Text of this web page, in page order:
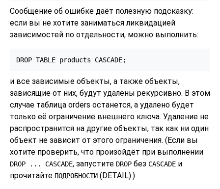
Сообщение об ошибке даёт полезную подсказку:
если вы не хотите заниматься ликвидацией
зависимостей по отдельности, можно выполнить:
и все зависимые объекты, а также объекты,
зависящие от них, будут удалены рекурсивно. В этом
случае таблица orders останется, а удалено будет
только её ограничение внешнего ключа. Удаление не
распространится на другие объекты, так как ни один
объект не зависит от этого ограничения. (Если вы
хотите проверить, что произойдёт при выполнении
DROP ... CASCADE, запустите DROP без CASCADE и
прочитайте ПОДРОБНОСТИ (DETAIL).)